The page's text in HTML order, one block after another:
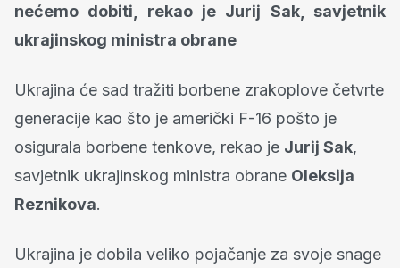
nećemo dobiti, rekao je Jurij Sak, savjetnik
ukrajinskog ministra obrane
Ukrajina će sad tražiti borbene zrakoplove četvrte
generacije kao što je američki F-16 pošto je
osigurala borbene tenkove, rekao je Jurij Sak,
savjetnik ukrajinskog ministra obrane Oleksija
Reznikova.
Ukrajina je dobila veliko pojačanje za svoje snage